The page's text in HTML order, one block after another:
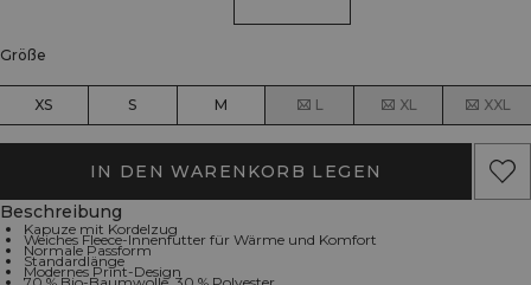
Größe
XS S M L XL XXL
IN DEN WARENKORB LEGEN
Beschreibung
Kapuze mit Kordelzug
Weiches Fleece-Innenfutter für Wärme und Komfort
Normale Passform
Standardlänge
Modernes Print-Design